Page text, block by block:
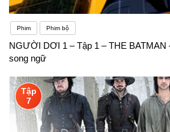
Phim Phim bộ
NGƯỜI DƠI 1 – Tập 1 – THE BATMAN
song ngữ
Tập
7